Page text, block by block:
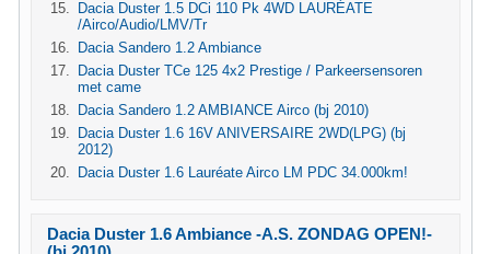
Dacia Duster 1.5 DCi 110 Pk 4WD LAURÉATE
/Airco/Audio/LMV/Tr
Dacia Sandero 1.2 Ambiance
Dacia Duster TCe 125 4x2 Prestige / Parkeersensoren
met came
Dacia Sandero 1.2 AMBIANCE Airco (bj 2010)
Dacia Duster 1.6 16V ANIVERSAIRE 2WD(LPG) (bj
2012)
Dacia Duster 1.6 Lauréate Airco LM PDC 34.000km!
Dacia Duster 1.6 Ambiance -A.S. ZONDAG OPEN!-